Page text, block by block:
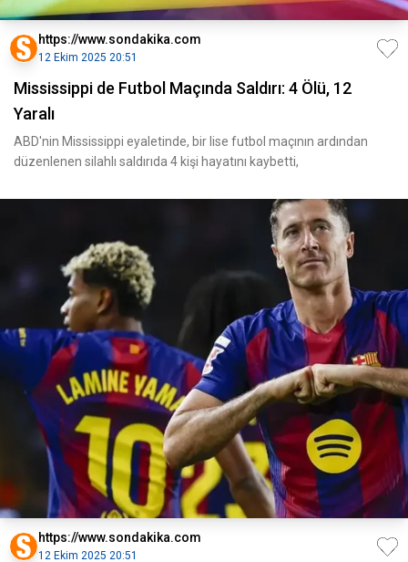
https://www.sondakika.com
12 Ekim 2025 20:51
Mississippi de Futbol Maçında Saldırı: 4 Ölü, 12
Yaralı
ABD'nin Mississippi eyaletinde, bir lise futbol maçının ardından
düzenlenen silahlı saldırıda 4 kişi hayatını kaybetti,
https://www.sondakika.com
12 Ekim 2025 20:51